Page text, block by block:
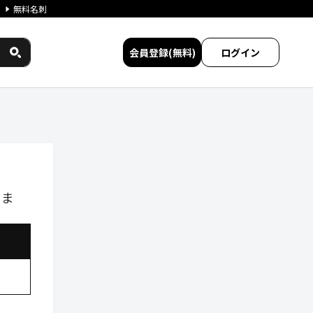
無料名刺
会員登録(無料) ログイン